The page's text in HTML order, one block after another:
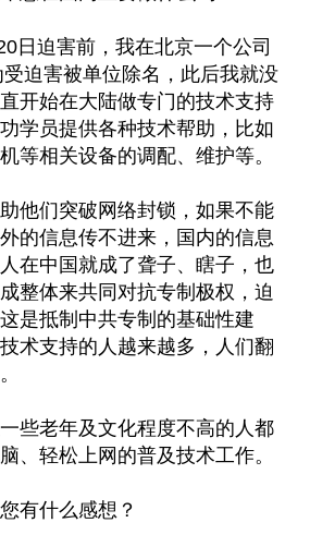
日迫害前，我在北京一个公司
迫害被单位除名，此后我就没
开始在大陆做专门的技术支持
学员提供各种技术帮助，比如
等相关设备的调配、维护等。
他们突破网络封锁，如果不能
的信息传不进来，国内的信息
在中国就成了聋子、瞎子，也
整体来共同对抗专制极权，迫
是抵制中共专制的基础性建
术支持的人越来越多，人们翻
些老年及文化程度不高的人都
、轻松上网的普及技术工作。
有什么感想？